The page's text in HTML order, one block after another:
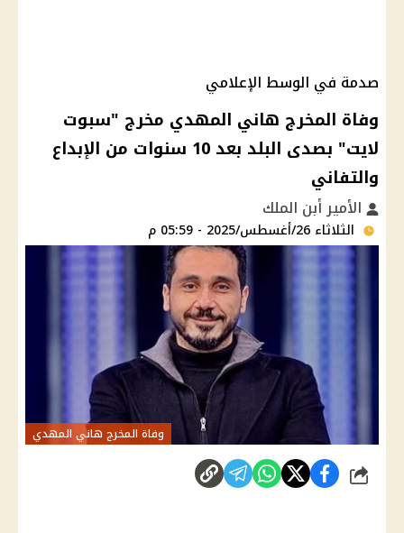
صدمة في الوسط الإعلامي
وفاة المخرج هاني المهدي مخرج "سبوت
لايت" بصدى البلد بعد 10 سنوات من الإبداع
والتفاني
الأمير أبن الملك
الثلاثاء 26/أغسطس/2025 - 05:59 م
وفاة المخرج هاني المهدي
شارك